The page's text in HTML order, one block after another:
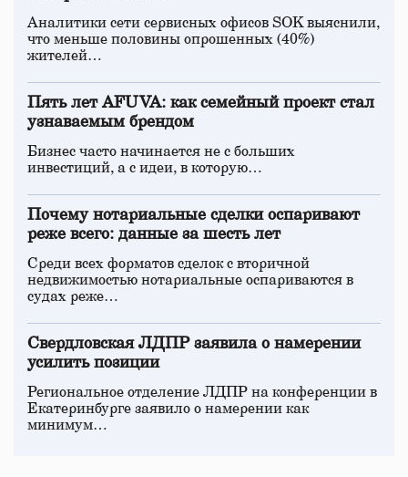
Аналитики сети сервисных офисов SOK выяснили,
что меньше половины опрошенных (40%)
жителей…
Пять лет AFUVA: как семейный проект стал
узнаваемым брендом
Бизнес часто начинается не с больших
инвестиций, а с идеи, в которую…
Почему нотариальные сделки оспаривают
реже всего: данные за шесть лет
Среди всех форматов сделок с вторичной
недвижимостью нотариальные оспариваются в
судах реже…
Свердловская ЛДПР заявила о намерении
усилить позиции
Региональное отделение ЛДПР на конференции в
Екатеринбурге заявило о намерении как
минимум…